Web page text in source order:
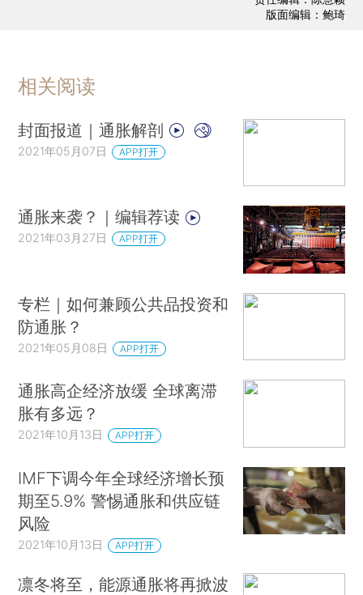
版面编辑：鲍琦
相关阅读
封面报道｜通胀解剖
2021年05月07日 APP打开
通胀来袭？｜编辑荐读
2021年03月27日 APP打开
专栏｜如何兼顾公共品投资和
防通胀？
2021年05月08日 APP打开
通胀高企经济放缓 全球离滞
胀有多远？
2021年10月13日 APP打开
IMF下调今年全球经济增长预
期至5.9% 警惕通胀和供应链
风险
2021年10月13日 APP打开
凛冬将至，能源通胀将再掀波